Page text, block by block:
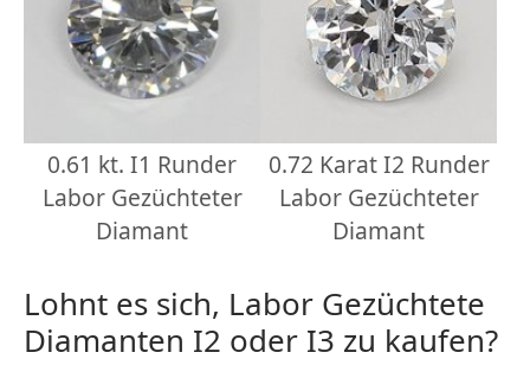
0.61 kt. I1 Runder
Labor Gezüchteter
Diamant
0.72 Karat I2 Runder
Labor Gezüchteter
Diamant
Lohnt es sich, Labor Gezüchtete
Diamanten I2 oder I3 zu kaufen?